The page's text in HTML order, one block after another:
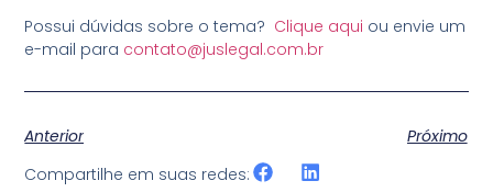
Possui dúvidas sobre o tema? Clique aqui ou envie um
e-mail para contato@juslegal.com.br
Anterior
Próximo
Compartilhe em suas redes: